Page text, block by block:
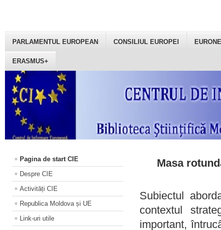
PARLAMENTUL EUROPEAN CONSILIUL EUROPEI
ERASMUS+
Pagina de start CIE
Despre CIE
Activități CIE
Republica Moldova și UE
Link-uri utile
Masa
Subiectul
contextul
important,